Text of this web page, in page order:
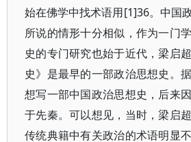
始在佛学中找术语用[1]36。中国
所说的情形十分相似，作为一门
史的专门研究也始于近代，梁启
史》是最早的一部政治思想史。
想写一部中国政治思想史，后来
于先秦。可以想见，当时，梁启
传统典籍中有关政治的术语明显